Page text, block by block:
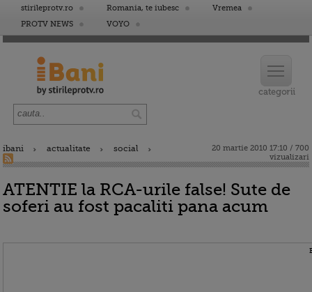
stirileprotv.ro Romania, te iubesc
Vremea
PROTV NEWS
VOYO
ibani actualitate social
20 martie 2010 17:10 / 700
vizualizari
ATENTIE la RCA-urile false! Sute de
soferi au fost pacaliti pana acum